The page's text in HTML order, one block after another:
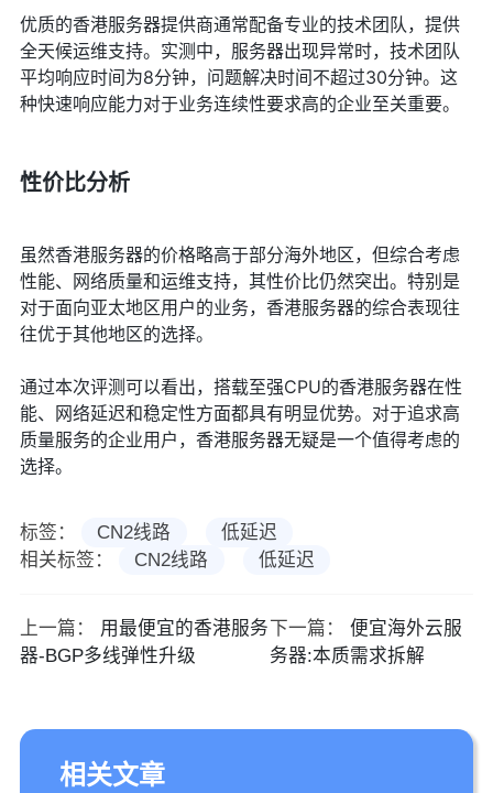
优质的香港服务器提供商通常配备专业的技术团队，提供
全天候运维支持。实测中，服务器出现异常时，技术团队
平均响应时间为8分钟，问题解决时间不超过30分钟。这
种快速响应能力对于业务连续性要求高的企业至关重要。
性价比分析
虽然香港服务器的价格略高于部分海外地区，但综合考虑
性能、网络质量和运维支持，其性价比仍然突出。特别是
对于面向亚太地区用户的业务，香港服务器的综合表现往
往优于其他地区的选择。
通过本次评测可以看出，搭载至强CPU的香港服务器在性
能、网络延迟和稳定性方面都具有明显优势。对于追求高
质量服务的企业用户，香港服务器无疑是一个值得考虑的
选择。
标签： CN2线路
低延迟
相关标签：
CN2线路 低延迟
上一篇：
用最便宜的香港服务
器-BGP多线弹性升级
下一篇：
便宜海外云服
务器:本质需求拆解
相关文章